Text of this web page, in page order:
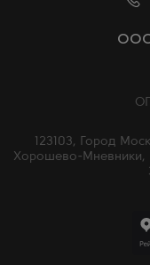
ООО
123103, Город
Хорошево-Мневники,